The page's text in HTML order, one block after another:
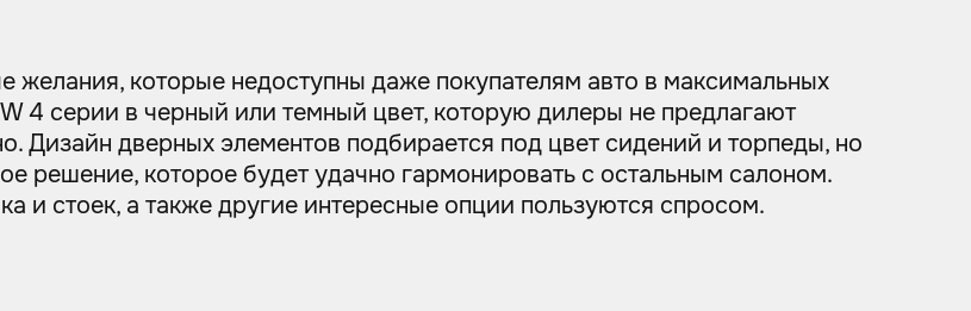
желания, которые недоступны даже покупателям авто в максимальных
4 серии в черный или темный цвет, которую дилеры не предлагают
Дизайн дверных элементов подбирается под цвет сидений и торпеды, но
решение, которое будет удачно гармонировать с остальным салоном.
и стоек, а также другие интересные опции пользуются спросом.